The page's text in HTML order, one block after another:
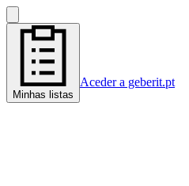
Minhas listas
Aceder a geberit.pt